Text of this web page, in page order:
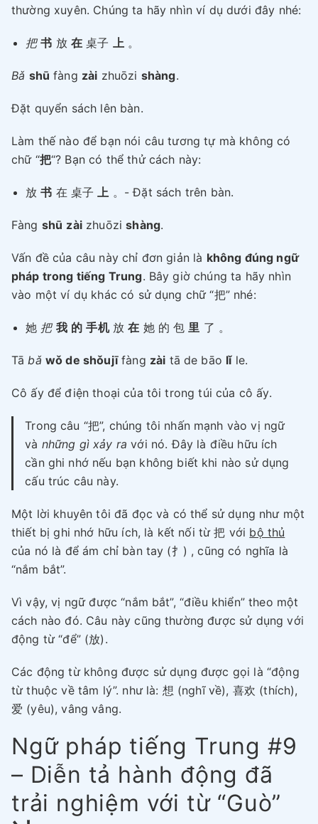
thường xuyên. Chúng ta hãy nhìn ví dụ dưới đây nhé:
把 书 放 在 桌子 上。
Bǎ shū fàng zài zhuōzi shàng.
Đặt quyển sách lên bàn.
Làm thế nào để bạn nói câu tương tự mà không có
chữ “把“? Bạn có thể thử cách này:
放书 在 桌子上 。- Đặt sách trên bàn.
Fàng shū zàizhuōzishàng.
Vấn đề của câu này chỉ đơn giản là không đúng ngữ
pháp trong tiếng Trung. Bây giờ chúng ta hãy nhìn
vào một ví dụ khác có sử dụng chữ “把” nhé:
她 把 我 的 手机放在 她 的 包里 了 。
Tābǎ wǒ de shǒujīfàng zài tā de bāo lǐle.
Cô ấy để điện thoại của tôi trong túi của cô ấy.
Trong câu “把”, chúng tôi nhấn mạnh vào vị ngữ
và những gì xảy ra với nó. Đây là điều hữu ích
cần ghi nhớ nếu bạn không biết khi nào sử dụng
cấu trúc câu này.
Một lời khuyên tôi đã đọc và có thể sử dụng như một
thiết bị ghi nhớ hữu ích, là kết nối từ 把 với bộ thủ
của nó là để ám chỉ bàn tay (扌) , cũng có nghĩa là
“nắm bắt”.
Vì vậy, vị ngữ được “nắm bắt”, “điều khiển” theo một
cách nào đó. Câu này cũng thường được sử dụng với
động từ “để” (放).
Các động từ không được sử dụng được gọi là “động
từ thuộc về tâm lý”. như là: 想 (nghĩ về), 喜欢 (thích),
爱 (yêu), vâng vâng.
Ngữ pháp tiếng Trung #9
– Diễn tả hành động đã
trải nghiệm với từ “Guò”